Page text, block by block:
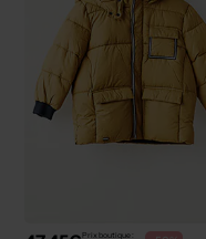
Prix boutique :